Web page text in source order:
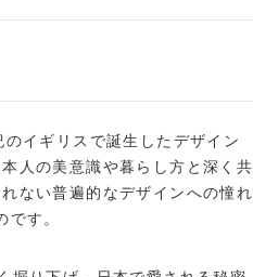
イギリスで誕生したデザイン
人の美意識や暮らし方と深く共
ない普遍的なデザインへの憧れ
す。